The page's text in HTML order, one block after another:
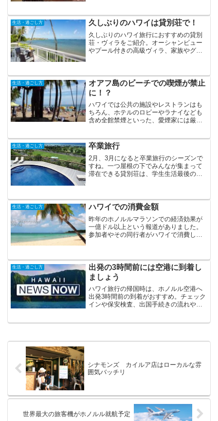
級住宅街とわかります。レンタカーでう
ろちょろしてる...
生活・過ごし方 久しぶりのハワイは貸別荘で！
久しぶりのハワイ旅行におすすめの貸別
荘・ヴィラをご紹介。オーシャンビュー
やプール付きの高級ヴィラ、家族やグル
生活・過ごし方
オアフ島のビーチでの喫煙が禁止
に！？
ハワイでは公共の施設やレストランはも
ちろん、ホテルのロビーやラナイなども
含め全館禁煙といった、愛煙家には厳し
です。先日、オアフ島内のビーチを含
む、幾つかの場所での喫煙を...
生活・過ごし方 卒業旅行
2月、3月になると卒業旅行のシーズンで
すね。一つ屋根の下でみんなが集まって
滞在できる貸別荘は、学生生活最後の思
様（18名様）が卒業...
生活・過ごし方 ハワイでの消費金額
昨年のホノルルマラソンでの経済効果が
一億ドル以上という報道がありました。
参加者やその同行者がハワイで消費した
人でしたから、それだけ多...
生活・過ごし方
出発の3時間前には空港に到着し
ましょう
ハワイ旅行の帰国時は、ホノルル空港へ
出発3時間前の到着がおすすめ。チェック
インや保安検査、出国手続きの流れや、
シナモンズ カイルア店はローカルな雰
囲気バッチリ
世界最大の旅客機がホノルル就航予定